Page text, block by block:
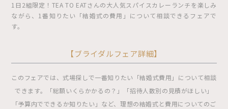
1日2組限定！TEA TO EATさんの大人気スパイスカレーランチを楽しみ
ながら、1番知りたい「結婚式の費用」について相談できるフェアで
す。
【ブライダルフェア詳細】
このフェアでは、式場探しで一番知りたい「結婚式費用」について相談
できます。「総額いくらかかるの？」「招待人数別の見積がほしい」
「予算内でできるか知りたい」など、理想の結婚式と費用についてのご